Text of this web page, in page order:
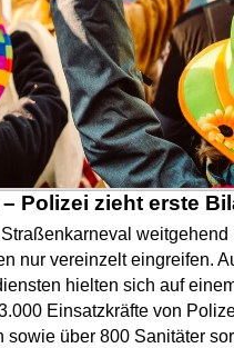
Polizei zieht erste
nur vereinzelt eingreifen.
hielten sich auf
Einsatzkräfte von
über 800 Sanitäter